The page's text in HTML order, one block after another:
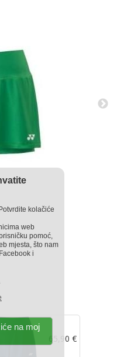
65,90 €
kolačiće
web
pomoć,
mjesta, što nam
i
na moj